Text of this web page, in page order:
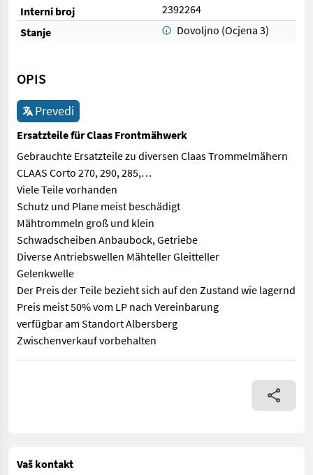
Interni broj
2392264
Stanje
Dovoljno (Ocjena 3)
OPIS
Prevedi
Ersatzteile für Claas Frontmähwerk
Gebrauchte Ersatzteile zu diversen Claas Trommelmähern
CLAAS Corto 270, 290, 285,…
Viele Teile vorhanden
Schutz und Plane meist beschädigt
Mähtrommeln groß und klein
Schwadscheiben Anbaubock, Getriebe
Diverse Antriebswellen Mähteller Gleitteller
Gelenkwelle
Der Preis der Teile bezieht sich auf den Zustand wie lagernd
Preis meist 50% vom LP nach Vereinbarung
verfügbar am Standort Albersberg
Zwischenverkauf vorbehalten
Gebrauchte Ersatzteile zu diversen Claas Trommelmähern
Vaš kontakt